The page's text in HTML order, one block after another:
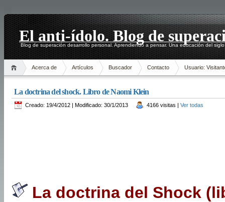
El anti-ídolo. Blog de
Blog de superación desarrollo personal. Aprendiendo a pensar. Una educación del
Acerca de Artículos Buscador Contacto Usuario:
La doctrina del shock. Libro de Naomi Klein
Creado: 19/4/2012 | Modificado: 30/1/2013 4166 visitas | Ver todas
La doctrina del Shock